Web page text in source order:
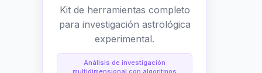
Kit de herramientas completo
para investigación astrológica
experimental.
Análisis de investigación
multidimensional con algoritmos